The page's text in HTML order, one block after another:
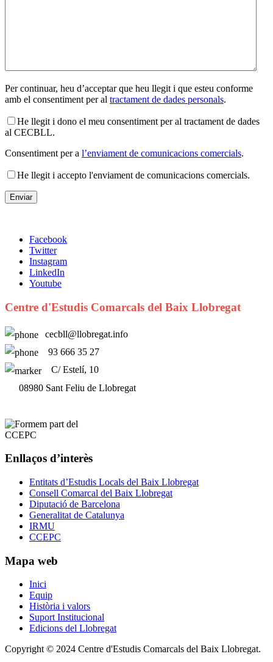
Per continuar, heu d’acceptar que heu llegit i que esteu conforme
amb el consentiment per al tractament de dades personals.
He llegit i dono el meu consentiment per al tractament de dades
al CECBLL.
Consentiment per a l’enviament de comunicacions comercials.
He llegit i accepto l'enviament de comunicacions comercials.
Facebook
Twitter
Instagram
LinkedIn
Youtube
Centre d'Estudis Comarcals del Baix Llobregat
cecbll@llobregat.info
93 666 35 27
C/ Estelí, 10
08980 Sant Feliu de Llobregat
Enllaços d’interès
Entitats d’Estudis Locals del Baix Llobregat
Consell Comarcal del Baix Llobregat
Diputació de Barcelona
Generalitat de Catalunya
IRMU
CCEPC
Mapa web
Inici
Equip
Història i valors
Suport Institucional
Edicions del Llobregat
Copyright © 2024 Centre d'Estudis Comarcals del Baix Llobregat.